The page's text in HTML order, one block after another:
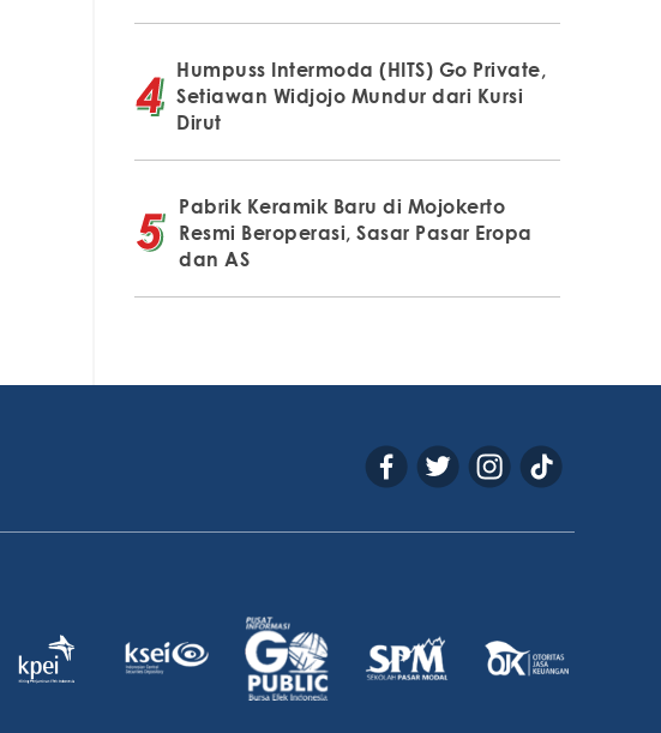
Humpuss Intermoda (HITS) Go Private,
Setiawan Widjojo Mundur dari Kursi
Dirut
Pabrik Keramik Baru di Mojokerto
Resmi Beroperasi, Sasar Pasar Eropa
dan AS